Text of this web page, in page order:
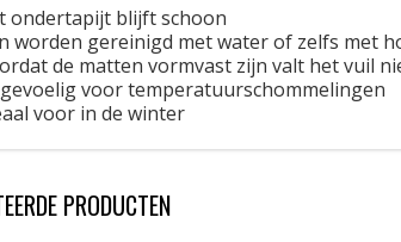
ondertapijt blijft schoon
worden gereinigd met water of zelfs met
de matten vormvast zijn valt het vuil
voor temperatuurschommelingen
voor in de winter
PRODUCTEN